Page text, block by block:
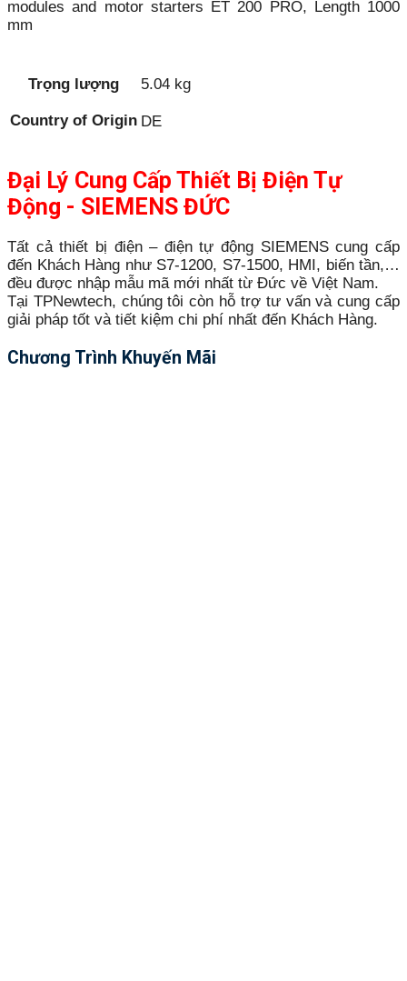
modules and motor starters ET 200 PRO, Length 1000
mm
Trọng lượng 5.04 kg
Country of Origin DE
Đại Lý Cung Cấp Thiết Bị Điện Tự
Động - SIEMENS ĐỨC
Tất cả thiết bị điện – điện tự động SIEMENS cung cấp
đến Khách Hàng như S7-1200, S7-1500, HMI, biến tần,…
đều được nhập mẫu mã mới nhất từ Đức về Việt Nam.
Tại TPNewtech, chúng tôi còn hỗ trợ tư vấn và cung cấp
giải pháp tốt và tiết kiệm chi phí nhất đến Khách Hàng.
Chương Trình Khuyến Mãi